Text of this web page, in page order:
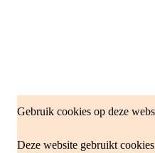
Gebruik cookies op deze
Deze website gebruikt